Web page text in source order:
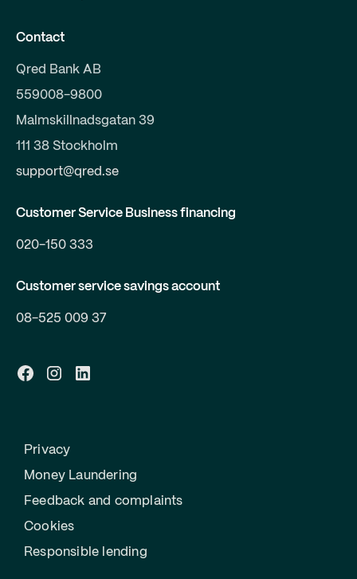
Contact
Qred Bank AB
559008-9800
Malmskillnadsgatan 39
111 38 Stockholm
support@qred.se
Customer Service Business financing
020-150 333
Customer service savings account
08-525 009 37
Privacy
Money Laundering
Feedback and complaints
Cookies
Responsible lending